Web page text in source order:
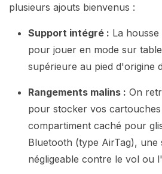
plusieurs ajouts bienvenus :
Support intégré : La
pour jouer en mode sur
supérieure au pied d'origine
Rangements malins : On
pour stocker vos
compartiment caché pour
Bluetooth (type AirTag), une
négligeable contre le vol ou